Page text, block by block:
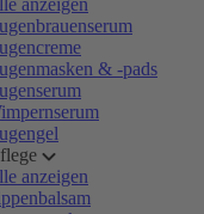
anzeigen
& -pads
anzeigen